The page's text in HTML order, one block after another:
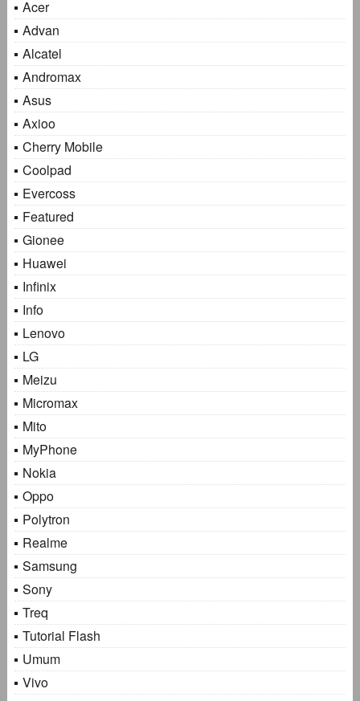
Acer
Advan
Alcatel
Andromax
Asus
Axioo
Cherry Mobile
Coolpad
Evercoss
Featured
Gionee
Huawei
Infinix
Info
Lenovo
LG
Meizu
Micromax
Mito
MyPhone
Nokia
Oppo
Polytron
Realme
Samsung
Sony
Treq
Tutorial Flash
Umum
Vivo